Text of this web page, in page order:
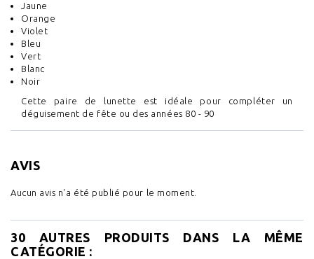
Jaune
Orange
Violet
Bleu
Vert
Blanc
Noir
Cette paire de lunette est idéale pour compléter un
déguisement de fête ou des années 80 - 90
AVIS
Aucun avis n'a été publié pour le moment.
30 AUTRES PRODUITS DANS LA MÊME
CATÉGORIE :